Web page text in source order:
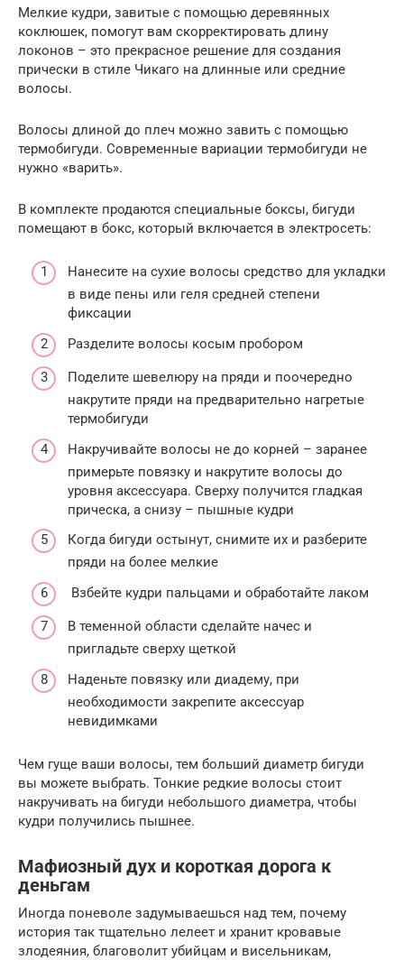
Мелкие кудри, завитые с помощью деревянных
коклюшек, помогут вам скорректировать длину
локонов – это прекрасное решение для создания
прически в стиле Чикаго на длинные или средние
волосы.
Волосы длиной до плеч можно завить с помощью
термобигуди. Современные вариации термобигуди не
нужно «варить».
В комплекте продаются специальные боксы, бигуди
помещают в бокс, который включается в электросеть:
Нанесите на сухие волосы средство для укладки
в виде пены или геля средней степени
фиксации
Разделите волосы косым пробором
Поделите шевелюру на пряди и поочередно
накрутите пряди на предварительно нагретые
термобигуди
Накручивайте волосы не до корней – заранее
примерьте повязку и накрутите волосы до
уровня аксессуара. Сверху получится гладкая
прическа, а снизу – пышные кудри
Когда бигуди остынут, снимите их и разберите
пряди на более мелкие
Взбейте кудри пальцами и обработайте лаком
В теменной области сделайте начес и
пригладьте сверху щеткой
Наденьте повязку или диадему, при
необходимости закрепите аксессуар
невидимками
Чем гуще ваши волосы, тем больший диаметр бигуди
вы можете выбрать. Тонкие редкие волосы стоит
накручивать на бигуди небольшого диаметра, чтобы
кудри получились пышнее.
Мафиозный дух и короткая дорога к
деньгам
Иногда поневоле задумываешься над тем, почему
история так тщательно лелеет и хранит кровавые
злодеяния, благоволит убийцам и висельникам,